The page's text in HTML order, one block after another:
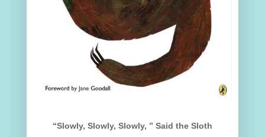
“Slowly, Slowly, Slowly, ” Said the Sloth